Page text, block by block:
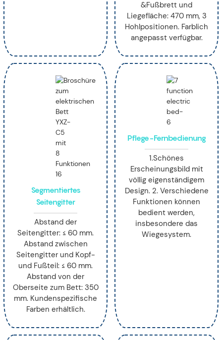
&Fußbrett und
Liegefläche: 470 mm, 3
Hohlpositionen. Farblich
angepasst verfügbar.
Segmentiertes
Seitengitter
Abstand der
Seitengitter: ≤ 60 mm.
Abstand zwischen
Seitengitter und Kopf-
und Fußteil: ≤ 60 mm.
Abstand von der
Oberseite zum Bett: 350
mm. Kundenspezifische
Farben erhältlich.
Pflege-Fernbedienung
1.Schönes
Erscheinungsbild mit
völlig eigenständigem
Design. 2. Verschiedene
Funktionen können
bedient werden,
insbesondere das
Wiegesystem.